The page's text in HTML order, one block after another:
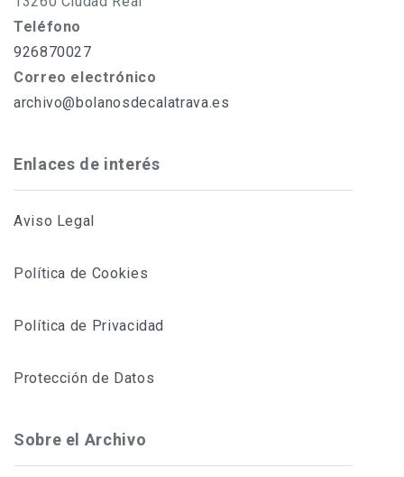
Teléfono
926870027
Correo electrónico
archivo@bolanosdecalatrava.es
Enlaces de interés
Aviso Legal
Política de Cookies
Política de Privacidad
Protección de Datos
Sobre el Archivo